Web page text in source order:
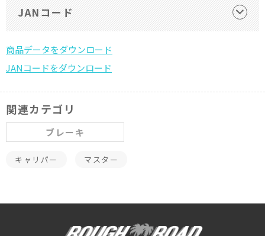
JANコード
関連カテゴリ
ブレーキ
キャリパー マスター